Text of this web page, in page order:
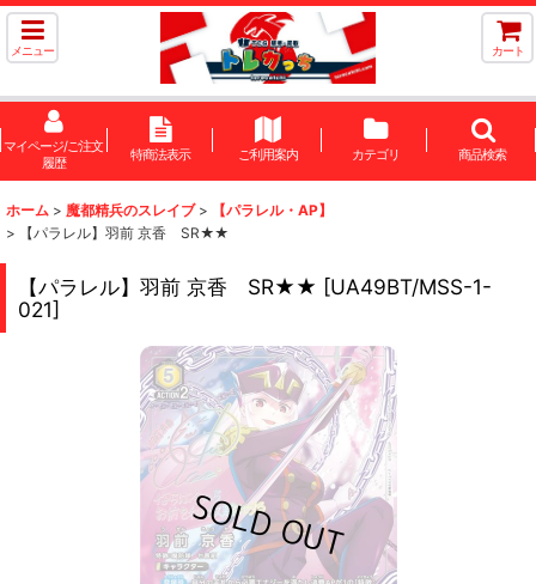
メニュー カート
マイページ/ご注文
履歴
特商法表示 ご利用案内 カテゴリ 商品検索
ホーム > 魔都精兵のスレイブ >
【パラレル・AP】
>
【パラレル】羽前 京香 SR★★
【パラレル】羽前 京香 SR★★ [UA49BT/MSS-1-
021]